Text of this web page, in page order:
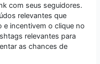
com seus seguidores.
relevantes que
e incentivem o clique no
relevantes para
as chances de